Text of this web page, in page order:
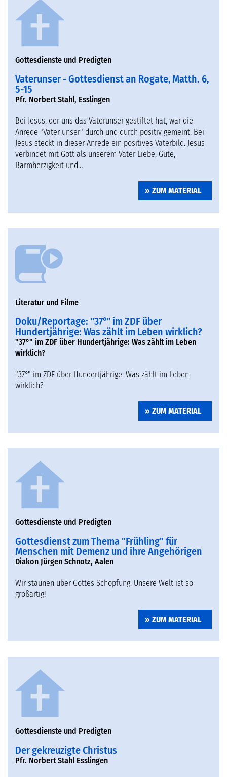
Gottesdienste und Predigten
Vaterunser - Gottesdienst an Rogate, Matth. 6,
5-15
Pfr. Norbert Stahl, Esslingen
Bei Jesus, der uns das Vaterunser gestiftet hat, war die
Anrede "Vater unser" durch und durch positiv gemeint. Bei
Jesus steckt in dieser Anrede ein positives Vaterbild. Jesus
verbindet mit Gott als unserem Vater Liebe, Güte,
Barmherzigkeit und…
ZUM MATERIAL
Literatur und Filme
Doku/Reportage: "37°" im ZDF über
Hundertjährige: Was zählt im Leben wirklich?
"37°" im ZDF über Hundertjährige: Was zählt im Leben
wirklich?
"37°" im ZDF über Hundertjährige: Was zählt im Leben
wirklich?
ZUM MATERIAL
Gottesdienste und Predigten
Gottesdienst zum Thema "Frühling" für
Menschen mit Demenz und ihre Angehörigen
Diakon Jürgen Schnotz, Aalen
Wir staunen über Gottes Schöpfung. Unsere Welt ist so
großartig!
ZUM MATERIAL
Gottesdienste und Predigten
Der gekreuzigte Christus
Pfr. Norbert Stahl Esslingen